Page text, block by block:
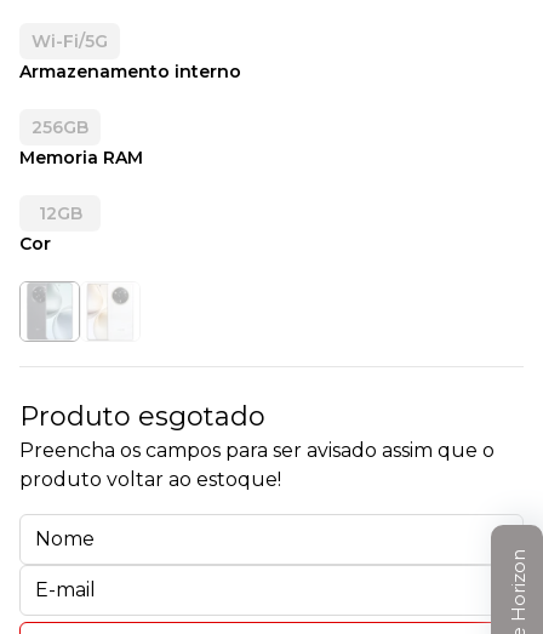
Wi-Fi/5G
Armazenamento interno
256GB
Memoria RAM
12GB
Cor
Produto esgotado
Preencha os campos para ser avisado assim que o
produto voltar ao estoque!